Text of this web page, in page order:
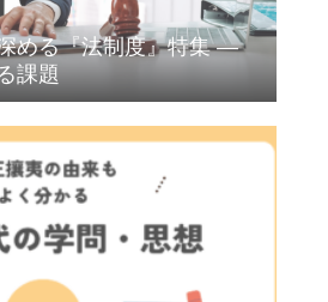
める『法制度』特集 ―
課題